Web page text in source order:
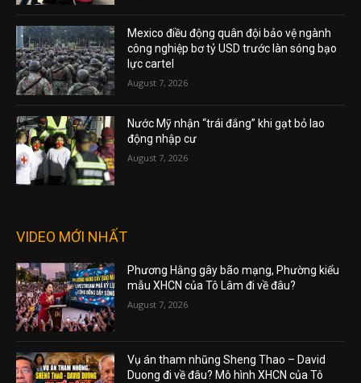
Mexico điều động quân đội bảo vệ ngành
công nghiệp bơ tỷ USD trước làn sóng bạo
lực cartel
August 7, 2026
Nước Mỹ nhận “trái đắng” khi gạt bỏ lao
động nhập cư
August 7, 2026
VIDEO MỚI NHẤT
Phương Hằng gây bão mạng, Phường kiểu
mẫu XHCN của Tô Lâm đi về đâu?
August 7, 2026
Vụ án tham nhũng Sheng Thao – David
Duong đi về đâu? Mô hình XHCN của Tô